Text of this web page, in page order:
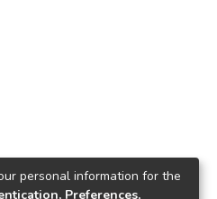
personal information for the
Preferences,